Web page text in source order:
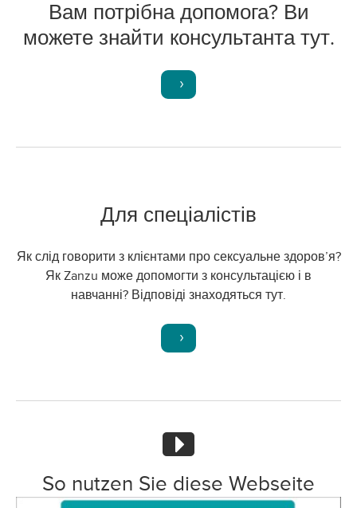
Вам потрібна допомога? Ви
можете знайти консультанта тут.
Для спеціалістів
Як слід говорити з клієнтами про сексуальне здоров’я?
Як Zanzu може допомогти з консультацією і в
навчанні? Відповіді знаходяться тут.
So nutzen Sie diese Webseite